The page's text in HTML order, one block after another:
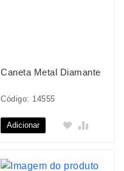
Caneta Metal Diamante
Código: 14555
Adicionar